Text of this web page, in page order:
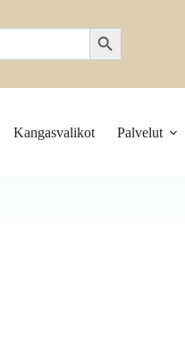
Search Button
Kangasvalikot Palvelut